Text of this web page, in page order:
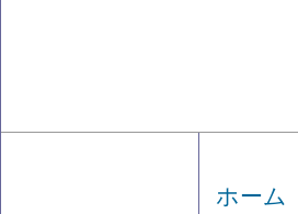
ホーム